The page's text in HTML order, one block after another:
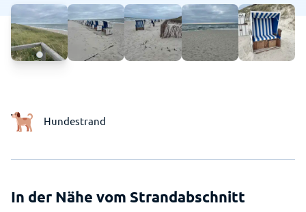
Hundestrand
In der Nähe vom Strandabschnitt